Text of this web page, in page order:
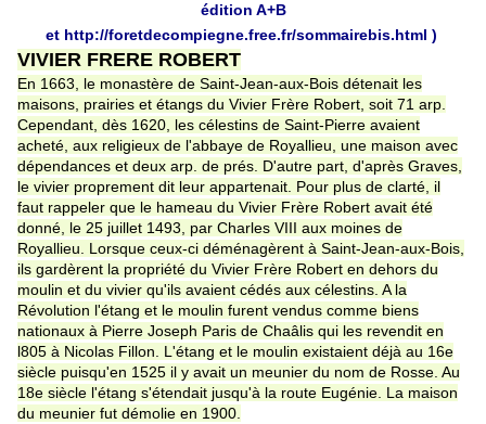
édition A+B
et http://foretdecompiegne.free.fr/sommairebis.html )
VIVIER FRERE ROBERT
En 1663, le monastère de Saint-Jean-aux-Bois détenait les
maisons, prairies et étangs du Vivier Frère Robert, soit 71 arp.
Cependant, dès 1620, les célestins de Saint-Pierre avaient
acheté, aux religieux de l'abbaye de Royallieu, une maison avec
dépendances et deux arp. de prés. D'autre part, d'après Graves,
le vivier proprement dit leur appartenait. Pour plus de clarté, il
faut rappeler que le hameau du Vivier Frère Robert avait été
donné, le 25 juillet 1493, par Charles VIII aux moines de
Royallieu. Lorsque ceux-ci déménagèrent à Saint-Jean-aux-Bois,
ils gardèrent la propriété du Vivier Frère Robert en dehors du
moulin et du vivier qu'ils avaient cédés aux célestins. A la
Révolution l'étang et le moulin furent vendus comme biens
nationaux à Pierre Joseph Paris de Chaâlis qui les revendit en
l805 à Nicolas Fillon. L'étang et le moulin existaient déjà au 16e
siècle puisqu'en 1525 il y avait un meunier du nom de Rosse. Au
18e siècle l'étang s'étendait jusqu'à la route Eugénie. La maison
du meunier fut démolie en 1900.